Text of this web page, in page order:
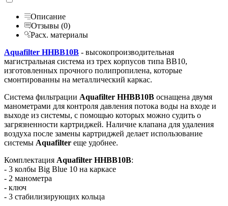
Описание
Отзывы (0)
Расх. материалы
Aquafilter HHBB10B - высокопроизводительная
магистральная система из трех корпусов типа ВВ10,
изготовленных прочного полипропилена, которые
смонтированны на металлический каркас.
Система фильтрации Aquafilter HHBB10B оснащена двумя
манометрами для контроля давления потока воды на входе и
выходе из системы, с помощью которых можно судить о
загрязненности картриджей. Наличие клапана для удаления
воздуха после замены картриджей делает использование
системы Aquafilter еще удобнее.
Комплектация Aquafilter HHBB10B:
- 3 колбы Big Blue 10 на каркасе
- 2 манометра
- ключ
- 3 стабилизирующих кольца